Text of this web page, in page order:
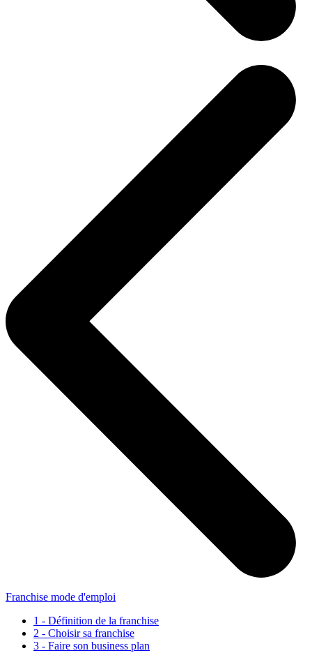
Franchise mode d'emploi
1 - Définition de la franchise
2 - Choisir sa franchise
3 - Faire son business plan